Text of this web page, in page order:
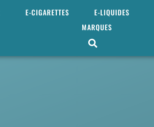
E-CIGARETTES E-LIQUIDES
MARQUES